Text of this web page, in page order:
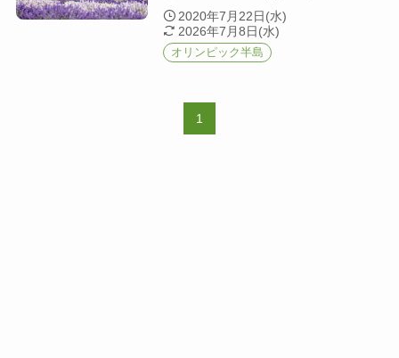
2020年7月22日(水)
2026年7月8日(水)
オリンピック半島
1